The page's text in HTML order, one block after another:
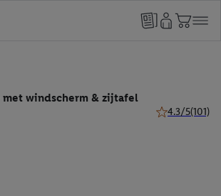
met windscherm & zijtafel
4.3/5(101)